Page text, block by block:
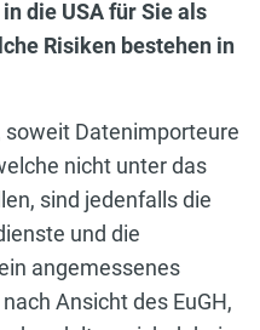
die USA für Sie als
Risiken bestehen in
soweit Datenimporteure
nicht unter das
sind jedenfalls die
und die
angemessenes
Ansicht des EuGH,